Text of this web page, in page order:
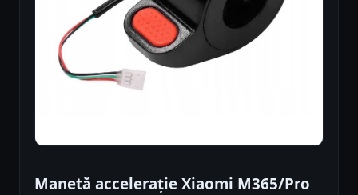
Manetă accelerație Xiaomi M365/Pro